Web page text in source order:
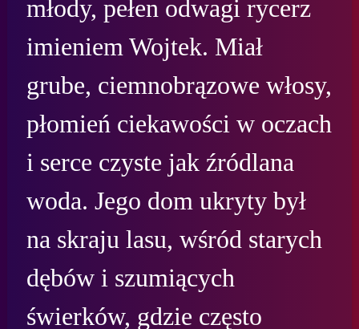
młody, pełen odwagi rycerz
imieniem Wojtek. Miał
grube, ciemnobrązowe włosy,
płomień ciekawości w oczach
i serce czyste jak źródlana
woda. Jego dom ukryty był
na skraju lasu, wśród starych
dębów i szumiących
świerków, gdzie często